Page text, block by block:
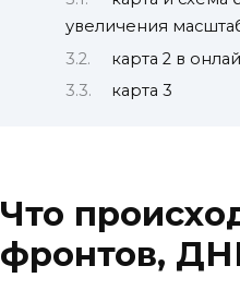
увеличения
карта 2 в
карта 3
Что
фронтов,